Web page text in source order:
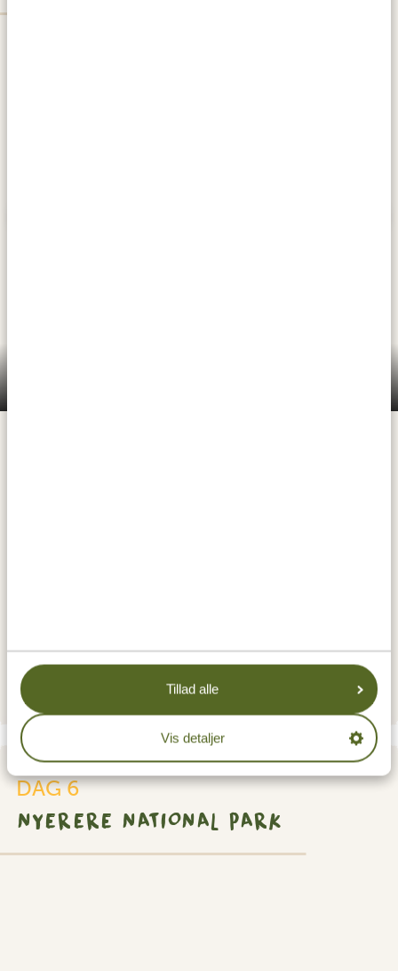
Tillad alle
Vis detaljer
PLATINUM Asanja Ndembo - Ruaha
DAG 6
NYERERE NATIONAL PARK